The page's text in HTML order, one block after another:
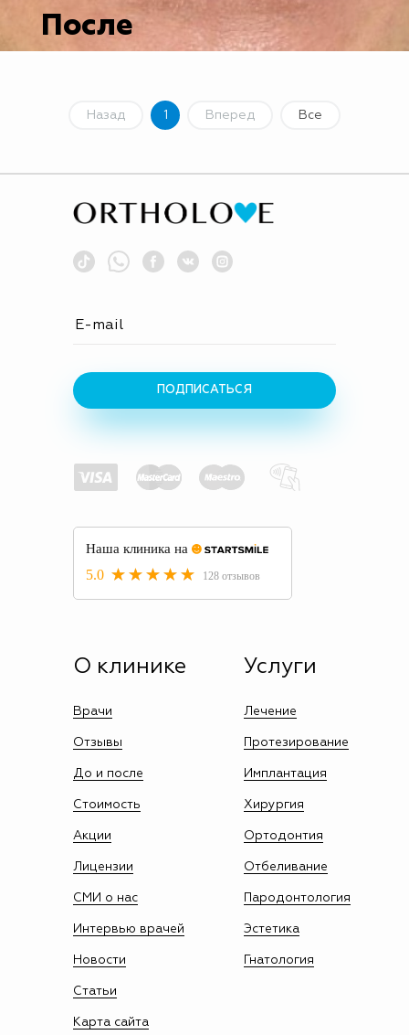
После
Назад 1 Вперед Все
ПОДПИСАТЬСЯ
О клинике
Врачи
Отзывы
До и после
Стоимость
Акции
Лицензии
СМИ о нас
Интервью врачей
Новости
Статьи
Карта сайта
Услуги
Лечение
Протезирование
Имплантация
Хирургия
Ортодонтия
Отбеливание
Пародонтология
Эстетика
Гнатология